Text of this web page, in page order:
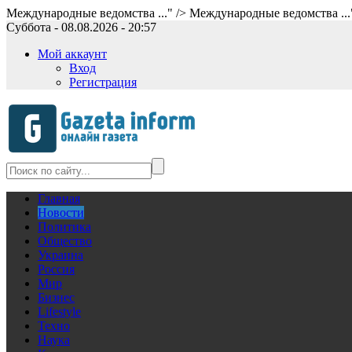
Международные ведомства ..." /> Международные ведомства
Суббота - 08.08.2026 - 20:57
Мой аккаунт
Вход
Регистрация
Главная
Новости
Политика
Общество
Украина
Россия
Мир
Бизнес
Lifestyle
Техно
Наука